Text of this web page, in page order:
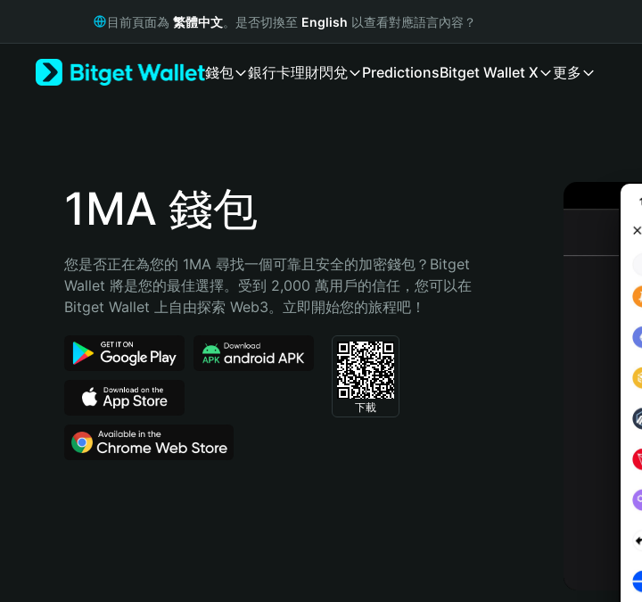
Русский
Bahasa Indonesia
Español (Argentina)
目前頁面為 繁體中文。是否切換至 English 以查看對應語言內容？
錢包 銀行卡理財閃兌 PredictionsBitget Wallet X 更多
1MA 錢包
您是否正在為您的 1MA 尋找一個可靠且安全的加密錢包？Bitget
Wallet 將是您的最佳選擇。受到 2,000 萬用戶的信任，您可以在
Bitget Wallet 上自由探索 Web3。立即開始您的旅程吧！
下載